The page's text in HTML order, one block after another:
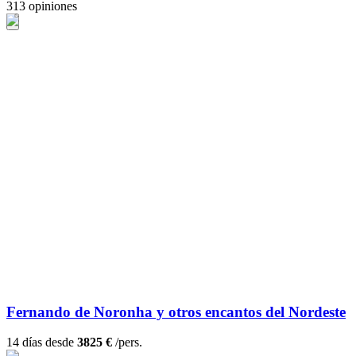
313 opiniones
Fernando de Noronha y otros encantos del Nordeste
14 días desde 3825 € /pers.